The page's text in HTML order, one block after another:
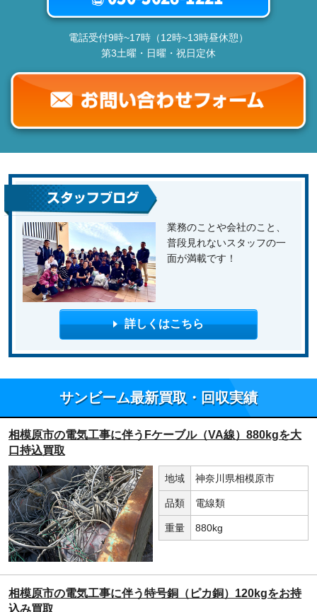
電話受付9時~17時（12時~13時昼休憩）
第3土曜・日曜・祝日定休
業務のことや会社のこと、
普段見れないスタッフの一
面が満載です！
詳しくはこちら
サンビーム最新買取・回収実績
相模原市の電気工事に伴うFケーブル（VA線）880kgを大
口持込買取
地域 神奈川県相模原市
品類 電線類
重量 880kg
相模原市の電気工事に伴う特号銅（ピカ銅）120kgをお持
込み買取